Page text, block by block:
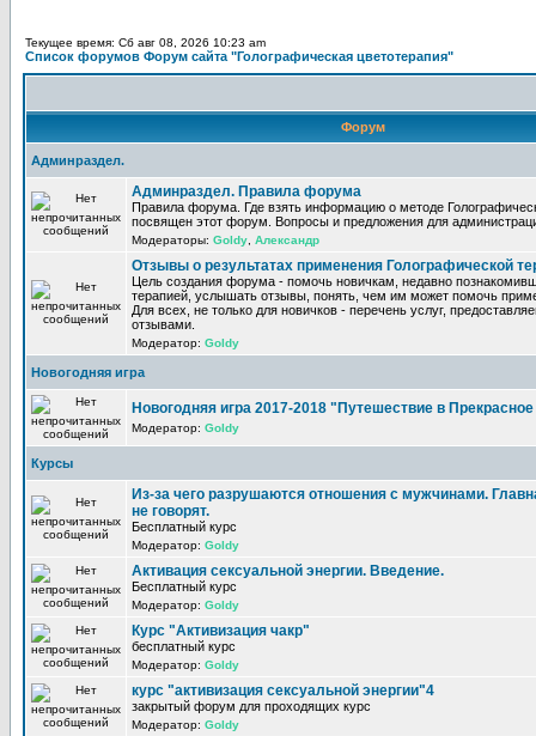
Текущее время: Сб авг 08, 2026 10:23 am
Список форумов Форум сайта "Голографическая цветотерапия"
Форум
Админраздел.
Админраздел. Правила форума
Правила форума. Где взять информацию о методе
посвящен этот форум. Вопросы и предложения для
Модераторы: Goldy Александр
Отзывы о результатах применения Голографической
Цель создания форума - помочь новичкам, недавно
терапией, услышать отзывы, понять, чем им может помочь
Для всех, не только для новичков - перечень услуг,
отзывами.
Модератор: Goldy
Новогодняя игра
Новогодняя игра 2017-2018 "Путешествие в
Модератор: Goldy
Курсы
Из-за чего разрушаются отношения с мужчинами.
не говорят.
Бесплатный курс
Модератор: Goldy
Активация сексуальной энергии. Введение.
Бесплатный курс
Модератор: Goldy
Курс "Активизация чакр"
бесплатный курс
Модератор: Goldy
курс "активизация сексуальной энергии"4
закрытый форум для проходящих курс
Модератор: Goldy